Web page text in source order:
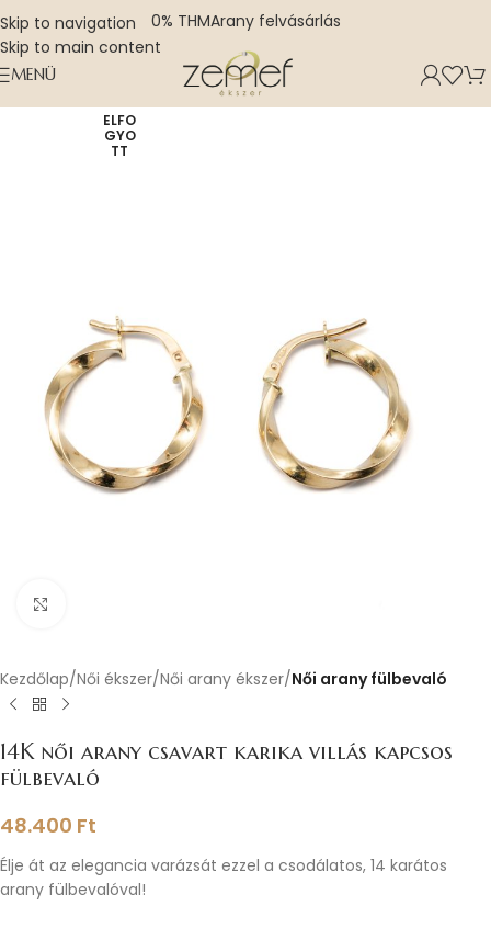
Skip to navigation
Skip to main content
0% THMArany felvásárlás
MENÜ
ELFO
GYO
TT
Kezdőlap Női ékszer Női arany ékszer Női arany fülbevaló
14K női arany csavart karika villás kapcsos
fülbevaló
48.400 Ft
Élje át az elegancia varázsát ezzel a csodálatos, 14 karátos
arany fülbevalóval!